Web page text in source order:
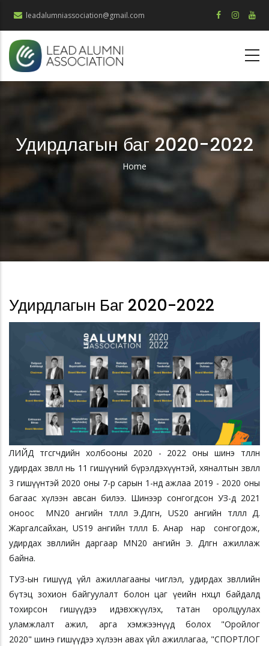
main
content
leadalumniassociation@gmail.com
Удирдлагын баг 2020-2022
Breadcrumb
Home
Удирдлагын Баг 2020-2022
ЛИЙД төгсөгчдийн холбооны 2020 - 2022 оны шинэ төлөөлөн
удирдах зөвлөл нь 11 гишүүний бүрэлдэхүүнтэй, хяналтын зөвлөл
3 гишүүнтэй 2020 оны 7-р сарын 1-нд ажлаа 2019 - 2020 оны
багаас хүлээн авсан билээ. Шинээр сонгогдсон УЗ-д 2021
оноос MN20 ангийн төлөөлөл Э.Дөлгөөн, US20 ангийн төлөөлөл Д.
Жаргалсайхан, US19 ангийн төлөөлөл Б. Анар нар сонгогдож,
удирдах зөвлөлийн даргаар MN20 ангийн Э. Дөлгөөн ажиллаж
байна.
ТУЗ-ын гишүүд үйл ажиллагааны чиглэл, удирдах зөвлөлийн
бүтэц зохион байгуулалт болон цаг үеийн нөхцөл байдалд
тохирсон гишүүдээ идэвхжүүлэх, татан оролцуулах
уламжлалт ажил, арга хэмжээнүүд болох "Оройлог
2020" шинэ гишүүдээ хүлээн авах үйл ажиллагаа, "СПОРТЛОГ